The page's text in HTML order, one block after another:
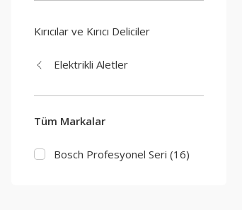
Kırıcılar ve Kırıcı Deliciler
Elektrikli Aletler
Tüm Markalar
Bosch Profesyonel Seri (16)